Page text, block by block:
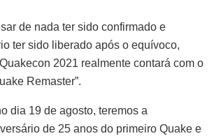
de nada ter sido confirmado e
ter sido liberado após o equívoco,
2021 realmente contará com o
Remaster”.
dia 19 de agosto, teremos a
de 25 anos do primeiro Quake e